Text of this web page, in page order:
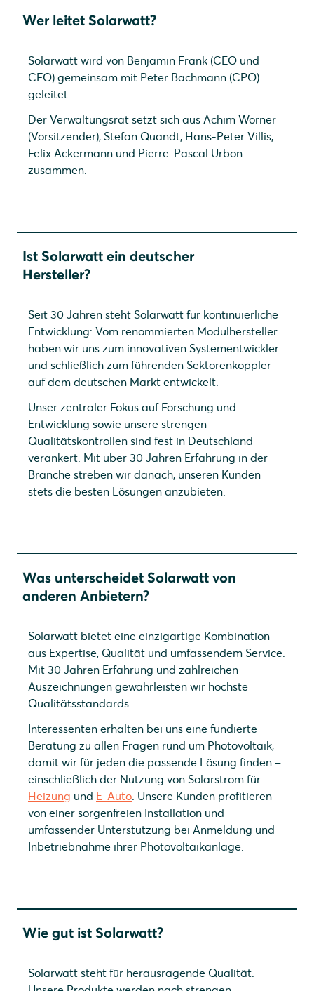
Wer leitet Solarwatt?
Solarwatt wird von Benjamin Frank (CEO und
CFO) gemeinsam mit Peter Bachmann (CPO)
geleitet.
Der Verwaltungsrat setzt sich aus Achim Wörner
(Vorsitzender), Stefan Quandt, Hans-Peter Villis,
Felix Ackermann und Pierre-Pascal Urbon
zusammen.
Ist Solarwatt ein deutscher
Hersteller?
Seit 30 Jahren steht Solarwatt für kontinuierliche
Entwicklung: Vom renommierten Modulhersteller
haben wir uns zum innovativen Systementwickler
und schließlich zum führenden Sektorenkoppler
auf dem deutschen Markt entwickelt.
Unser zentraler Fokus auf Forschung und
Entwicklung sowie unsere strengen
Qualitätskontrollen sind fest in Deutschland
verankert. Mit über 30 Jahren Erfahrung in der
Branche streben wir danach, unseren Kunden
stets die besten Lösungen anzubieten.
Was unterscheidet Solarwatt von
anderen Anbietern?
Solarwatt bietet eine einzigartige Kombination
aus Expertise, Qualität und umfassendem Service.
Mit 30 Jahren Erfahrung und zahlreichen
Auszeichnungen gewährleisten wir höchste
Qualitätsstandards.
Interessenten erhalten bei uns eine fundierte
Beratung zu allen Fragen rund um Photovoltaik,
damit wir für jeden die passende Lösung finden –
einschließlich der Nutzung von Solarstrom für
Heizung und E-Auto. Unsere Kunden profitieren
von einer sorgenfreien Installation und
umfassender Unterstützung bei Anmeldung und
Inbetriebnahme ihrer Photovoltaikanlage.
Wie gut ist Solarwatt?
Solarwatt steht für herausragende Qualität.